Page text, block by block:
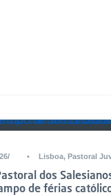
• Lisboa, Pastoral
dos
de férias